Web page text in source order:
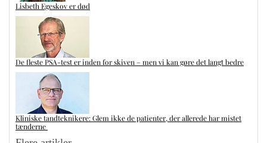
Lisbeth Egeskov er død
De fleste PSA-test er inden for skiven – men vi kan gøre det langt bedre
Kliniske tandteknikere: Glem ikke de patienter, der allerede har mistet
tænderne